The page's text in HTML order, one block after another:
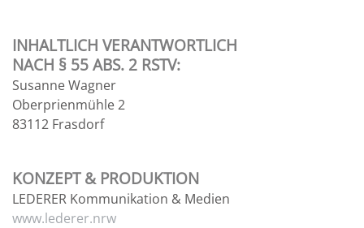
INHALTLICH VERANTWORTLICH
NACH § 55 ABS. 2 RSTV:
Susanne Wagner
Oberprienmühle 2
83112 Frasdorf
KONZEPT & PRODUKTION
LEDERER Kommunikation & Medien
www.lederer.nrw